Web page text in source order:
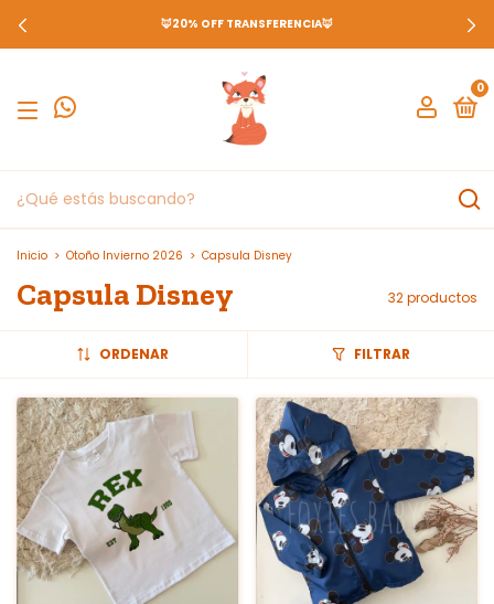
🦊20% OFF TRANSFERENCIA🦊
0
Inicio > Otoño Invierno 2026 > Capsula Disney
Capsula Disney 32 productos
ORDENAR FILTRAR